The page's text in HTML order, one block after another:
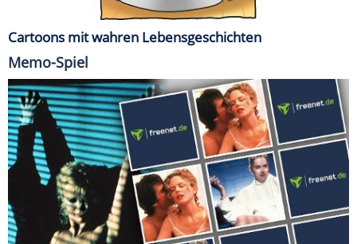
Cartoons mit wahren Lebensgeschichten
Memo-Spiel